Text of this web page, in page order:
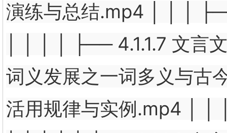
演练与总结.mp4 │ │ │
│ │ │ │ ├── 4.1.1.7 文言
词义发展之一词多义与古
活用规律与实例.mp4 │ │